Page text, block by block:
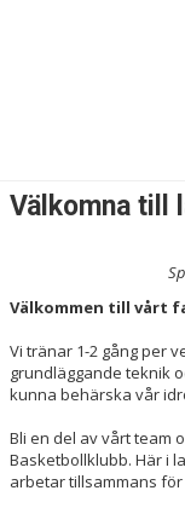
Välkomna till
Välkommen till vårt
Vi tränar 1-2 gång per
grundläggande teknik
kunna behärska vår
Bli en del av vårt team
Basketbollklubb. Här i
arbetar tillsammans